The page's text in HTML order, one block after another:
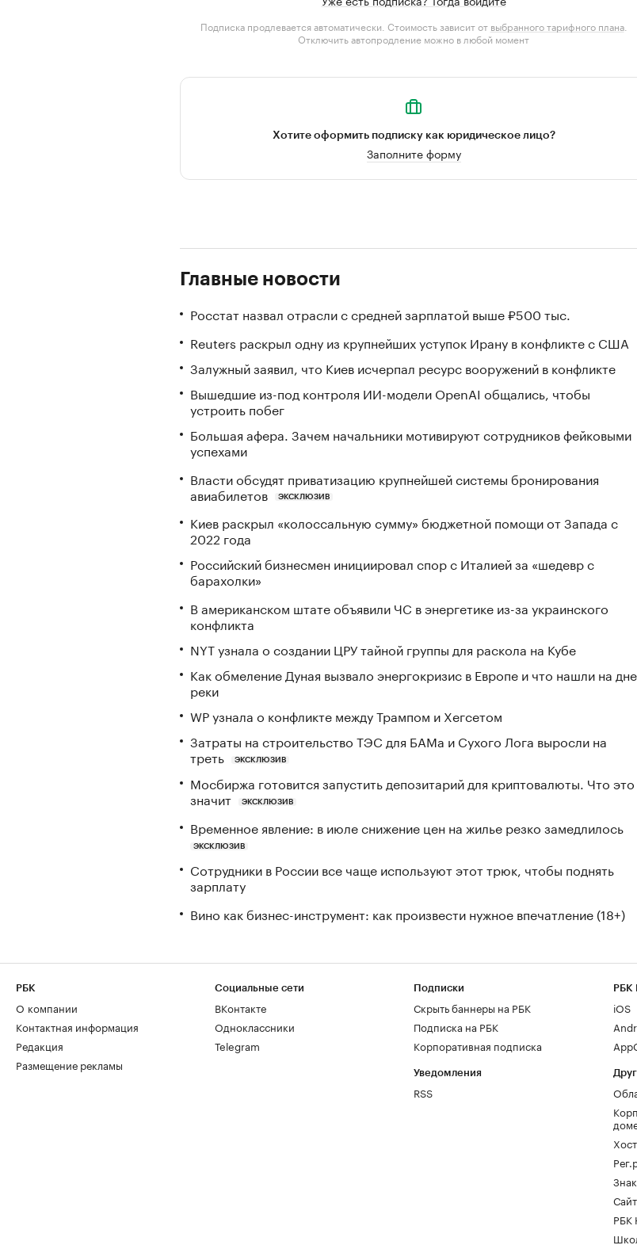
Подписка продлевается автоматически. Стоимость зависит от выбранного тарифного плана.
Отключить автопродление можно в любой момент
Хотите оформить подписку как юридическое лицо?
Заполните форму
Главные новости
Росстат назвал отрасли с средней зарплатой выше ₽500 тыс.
Reuters раскрыл одну из крупнейших уступок Ирану в конфликте с США
Залужный заявил, что Киев исчерпал ресурс вооружений в конфликте
Вышедшие из-под контроля ИИ-модели OpenAI общались, чтобы
устроить побег
Большая афера. Зачем начальники мотивируют сотрудников фейковыми
успехами
Власти обсудят приватизацию крупнейшей системы бронирования
авиабилетов
ЭКСКЛЮЗИВ
Киев раскрыл «колоссальную сумму» бюджетной помощи от Запада с
2022 года
Российский бизнесмен инициировал спор с Италией за «шедевр с
барахолки»
В американском штате объявили ЧС в энергетике из-за украинского
конфликта
NYT узнала о создании ЦРУ тайной группы для раскола на Кубе
Как обмеление Дуная вызвало энергокризис в Европе и что нашли на дне
реки
WP узнала о конфликте между Трампом и Хегсетом
Затраты на строительство ТЭС для БАМа и Сухого Лога выросли на
треть
ЭКСКЛЮЗИВ
Мосбиржа готовится запустить депозитарий для криптовалюты. Что это
значит
ЭКСКЛЮЗИВ
Временное явление: в июле снижение цен на жилье резко замедлилось
ЭКСКЛЮЗИВ
Сотрудники в России все чаще используют этот трюк, чтобы поднять
зарплату
Вино как бизнес-инструмент: как произвести нужное впечатление (18+)
РБК
О компании
Контактная информация
Редакция
Размещение рекламы
Социальные сети
ВКонтакте
Одноклассники
Telegram
Подписки
Скрыть баннеры на РБК
Подписка на РБК
Корпоративная подписка
Уведомления
RSS
РБК
iOS
РБК